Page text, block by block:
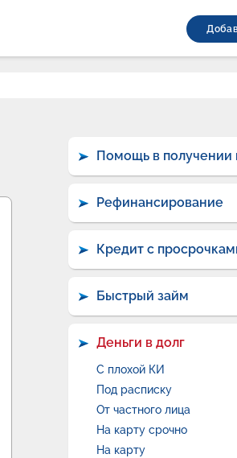
Помощь в получении
Рефинансирование
Кредит с
Быстрый займ
Деньги в долг
С плохой КИ
Под расписку
От частного лица
На карту срочно
На карту